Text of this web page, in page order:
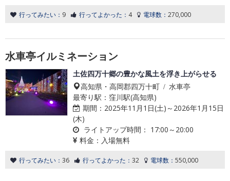
行ってみたい： 9 行ってよかった： 4 電球数： 270,000
水車亭イルミネーション
土佐四万十郷の豊かな風土を浮き上がらせる
高知県・高岡郡四万十町 / 水車亭
最寄り駅：窪川駅(高知県)
期間： 2025年11月1日(土)～2026年1月15日
(木)
ライトアップ時間： 17:00～20:00
料金： 入場無料
行ってみたい： 36 行ってよかった： 32 電球数： 550,000